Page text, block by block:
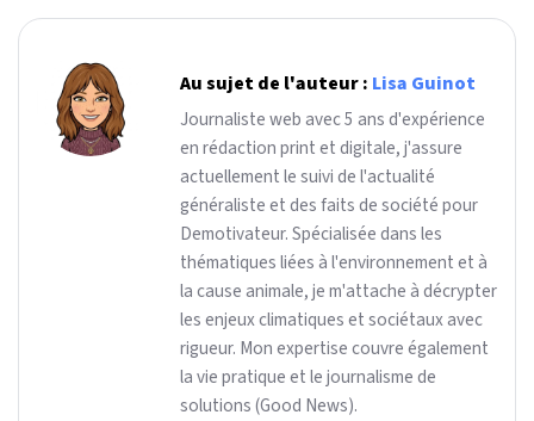
Au sujet de l'auteur : Lisa Guinot
Journaliste web avec 5 ans d'expérience
en rédaction print et digitale, j'assure
actuellement le suivi de l'actualité
généraliste et des faits de société pour
Demotivateur. Spécialisée dans les
thématiques liées à l'environnement et à
la cause animale, je m'attache à décrypter
les enjeux climatiques et sociétaux avec
rigueur. Mon expertise couvre également
la vie pratique et le journalisme de
solutions (Good News).